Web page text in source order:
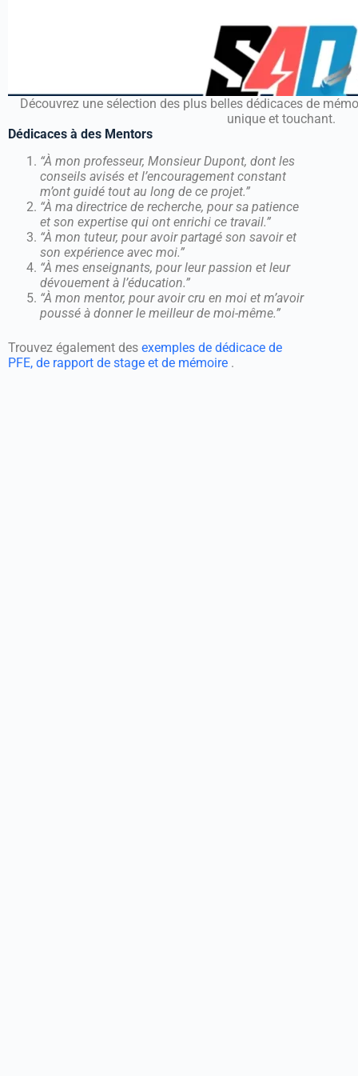
Découvrez une sélection des plus belles dédicaces de
unique et touchant.
Dédicaces à des Mentors
“À mon professeur, Monsieur Dupont, dont les
conseils avisés et l’encouragement constant
m’ont guidé tout au long de ce projet.”
“À ma directrice de recherche, pour sa patience
et son expertise qui ont enrichi ce travail.”
“À mon tuteur, pour avoir partagé son savoir et
son expérience avec moi.”
“À mes enseignants, pour leur passion et leur
dévouement à l’éducation.”
“À mon mentor, pour avoir cru en moi et m’avoir
poussé à donner le meilleur de moi-même.”
Trouvez également des exemples de dédicace de
PFE, de rapport de stage et de mémoire .